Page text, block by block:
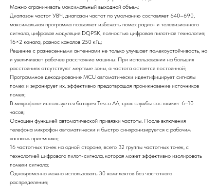
Можно ограничивать максимальный выходной объем;
Диапазон частот УВЧ, диапазон частот по умолчанию составляет 640–690,
максимальная программа позволяет избежать помех радио- и телевизионного
сигнала, цифровая модуляция DQPSK, полностью цифровая пилотная технология;
16×2 канала, разнос каналов 250 кГц;
Решение с разнесенными антеннами не только улучшает помехоустойчивость, но
и увеличивает рабочее расстояние машины. При использовании на больших
расстояниях отсутствуют мертвые зоны, а частота остается постоянной;
Программное декодирование MCU автоматически идентифицирует сигналы
помех и экранирует их, эффективно предотвращая проникновение источников
помех;
В микрофоне используется батарея Tesco AA, срок службы составляет 6–10
часов;
Оснащен функцией автоматической привязки частоты. После включения
телефона микрофон автоматически и быстро синхронизируется с рабочим
каналом приемника;
16 частотных точек на одной стороне, всего 32 группы частотных точек, с
технологией цифрового пилот-сигнала, которая может эффективно изолировать
помехи сигнала;
Одновременно можно использовать 30 комплектов без частотного
распределения;